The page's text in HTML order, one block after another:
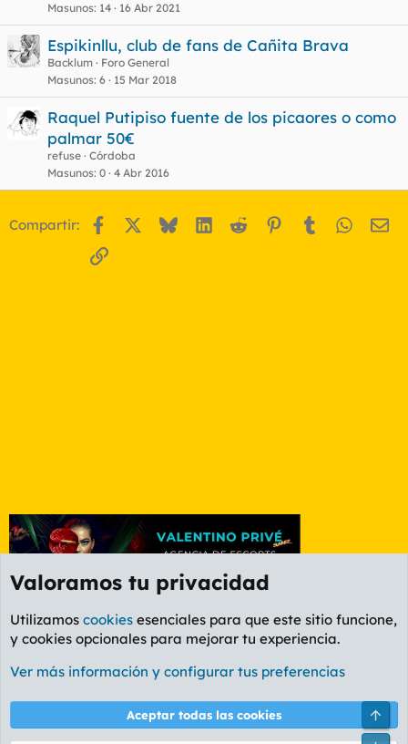
Masunos 14 16 Abr 2021
Espikinllu, club de fans de Cañita Brava
Backlum
Foro General
Masunos 6 15 Mar 2018
Raquel Putipiso fuente de los picaores o como
palmar 50€
refuse Córdoba
Masunos 0 4 Abr 2016
Compartir: Facebook BlueskyLinkedIn
Reddit Pinterest
Tumblr
Enlace
Foro General
Cookies
PL OLDSTYLE AMARILLO
Términos y reglas Política de privacidad Ayuda
Valoramos tu privacidad
Utilizamos cookies esenciales para que este sitio funcione,
y cookies opcionales para mejorar tu experiencia.
Ver más información y configurar tus preferencias
Aceptar todas las cookies